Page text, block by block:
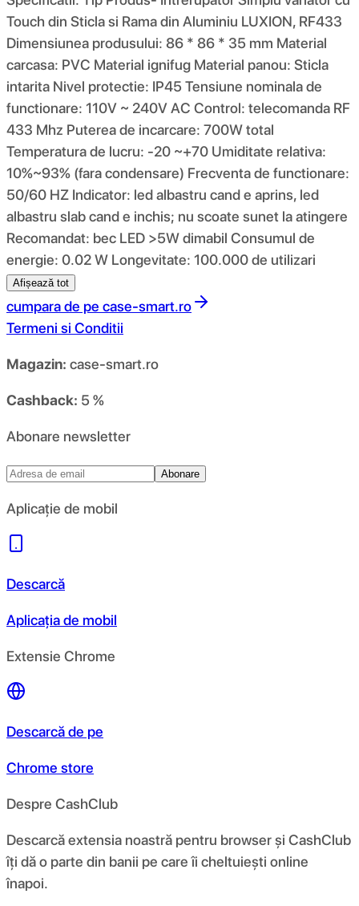
Touch din Sticla si Rama din Aluminiu LUXION, RF433
Dimensiunea produsului: 86 * 86 * 35 mm Material
carcasa: PVC Material ignifug Material panou: Sticla
intarita Nivel protectie: IP45 Tensiune nominala de
functionare: 110V ~ 240V AC Control: telecomanda RF
433 Mhz Puterea de incarcare: 700W total
Temperatura de lucru: -20 ~+70 Umiditate relativa:
10%~93% (fara condensare) Frecventa de functionare:
50/60 HZ Indicator: led albastru cand e aprins, led
albastru slab cand e inchis; nu scoate sunet la atingere
Recomandat: bec LED >5W dimabil Consumul de
energie: 0.02 W Longevitate: 100.000 de utilizari
Afișează tot
cumpara de pe case-smart.ro
Termeni si Conditii
Magazin: case-smart.ro
Cashback: 5 %
Abonare newsletter
Abonare
Aplicație de mobil
Descarcă
Aplicația de mobil
Extensie Chrome
Descarcă de pe
Chrome store
Despre CashClub
Descarcă extensia noastră pentru browser și CashClub
îți dă o parte din banii pe care îi cheltuiești online
înapoi.